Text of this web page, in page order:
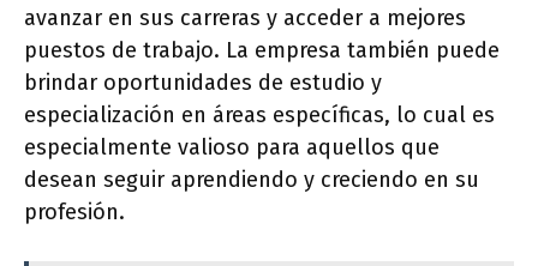
avanzar en sus carreras y acceder a mejores
puestos de trabajo. La empresa también puede
brindar oportunidades de estudio y
especialización en áreas específicas, lo cual es
especialmente valioso para aquellos que
desean seguir aprendiendo y creciendo en su
profesión.